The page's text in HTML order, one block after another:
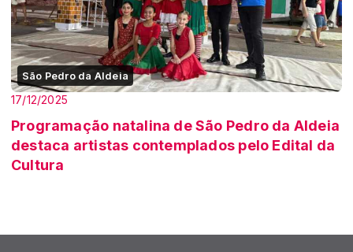
São Pedro da Aldeia
17/12/2025
Programação natalina de São Pedro da Aldeia
destaca artistas contemplados pelo Edital da
Cultura